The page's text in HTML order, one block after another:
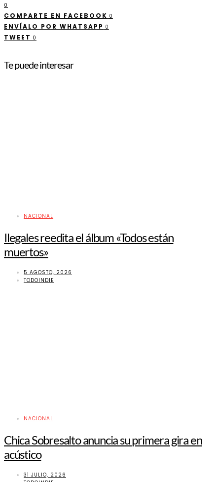
0
COMPARTE EN FACEBOOK 0
ENVÍALO POR WHATSAPP 0
TWEET 0
Te puede interesar
NACIONAL
Ilegales reedita el álbum «Todos están
muertos»
5 AGOSTO, 2026
TODOINDIE
NACIONAL
Chica Sobresalto anuncia su primera gira en
acústico
31 JULIO, 2026